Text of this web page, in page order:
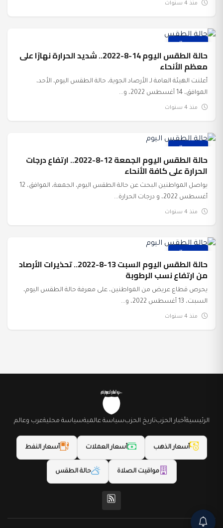
منذ 4 سنوات
حالة الطقس اليوم 14-8-2022.. شديد الحرارة نهارًا على
معظم الأنحاء
أعلنت الهيئة العامة لـ الأرصاد الجوية، حالة الطقس اليوم، الأحد،
الموافق، 14 أغسطس 2022، و...
منذ 4 سنوات
حالة الطقس اليوم الجمعة 12-8-2022.. ارتفاع درجات
الحرارة على كافة الأنحاء
يواصل المواطنين البحث عن حالة الطقس اليوم، الجمعة، الموافق، 12
أغسطس 2022، و درجات الحرارة...
منذ 4 سنوات
حالة الطقس اليوم السبت 13-8-2022.. تحذيرات الأرصاد
من ارتفاع نسب الرطوبة
يحرص قطاع عريض من المواطنين، على معرفة حالة الطقس اليوم،
السبت، 13 أغسطس 2022، و...
منذ 4 سنوات
الرئيسيةأخبار الحزبتاريخ الحزبسياسة عالميةسياسة محليةعرب وعالم
أسعار الذهب أسعار العملات أسعار النفط
مواقيت الصلاة حالة الطقس